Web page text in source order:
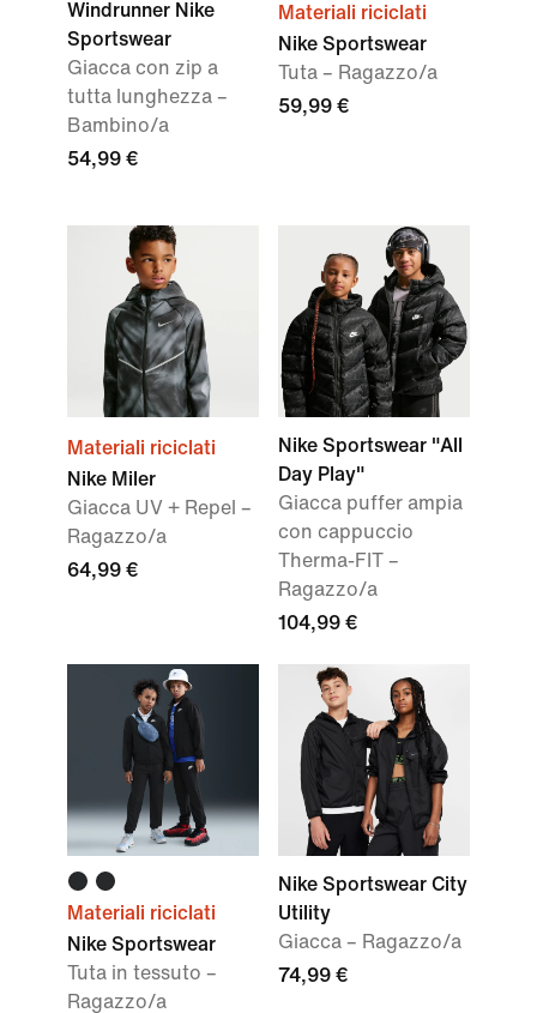
Windrunner Nike
Sportswear
Giacca con zip a
tutta lunghezza –
Bambino/a
54,99 €
Materiali riciclati
Nike Sportswear
Tuta – Ragazzo/a
59,99 €
Materiali riciclati
Nike Miler
Giacca UV + Repel –
Ragazzo/a
64,99 €
Nike Sportswear "All
Day Play"
Giacca puffer ampia
con cappuccio
Therma-FIT –
Ragazzo/a
104,99 €
Materiali riciclati
Nike Sportswear
Tuta in tessuto –
Ragazzo/a
Nike Sportswear City
Utility
Giacca – Ragazzo/a
74,99 €